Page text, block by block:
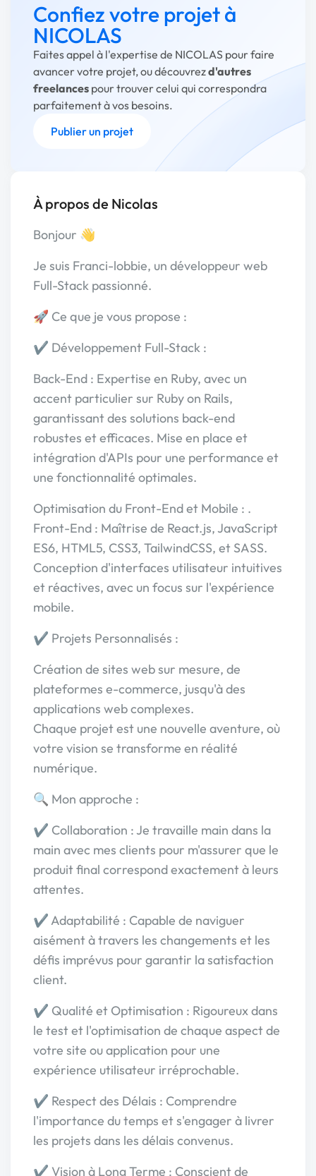
Confiez votre projet à
NICOLAS
Faites appel à l'expertise de NICOLAS pour faire
avancer votre projet, ou découvrezd'autres
freelances pour trouver celui qui correspondra
parfaitement à vos besoins.
Publier un projet
À propos de Nicolas
Bonjour 👋
Je suis Franci-lobbie, un développeur web
Full-Stack passionné.
🚀 Ce que je vous propose :
✔️ Développement Full-Stack :
Back-End : Expertise en Ruby, avec un
accent particulier sur Ruby on Rails,
garantissant des solutions back-end
robustes et efficaces. Mise en place et
intégration d'APIs pour une performance et
une fonctionnalité optimales.
Optimisation du Front-End et Mobile : .
Front-End : Maîtrise de React.js, JavaScript
ES6, HTML5, CSS3, TailwindCSS, et SASS.
Conception d'interfaces utilisateur intuitives
et réactives, avec un focus sur l'expérience
mobile.
✔️ Projets Personnalisés :
Création de sites web sur mesure, de
plateformes e-commerce, jusqu'à des
applications web complexes.
Chaque projet est une nouvelle aventure, où
votre vision se transforme en réalité
numérique.
🔍 Mon approche :
✔ Collaboration : Je travaille main dans la
main avec mes clients pour m'assurer que le
produit final correspond exactement à leurs
attentes.
✔ Adaptabilité : Capable de naviguer
aisément à travers les changements et les
défis imprévus pour garantir la satisfaction
client.
✔ Qualité et Optimisation : Rigoureux dans
le test et l'optimisation de chaque aspect de
votre site ou application pour une
expérience utilisateur irréprochable.
✔ Respect des Délais : Comprendre
l'importance du temps et s'engager à livrer
les projets dans les délais convenus.
✔ Vision à Long Terme : Conscient de